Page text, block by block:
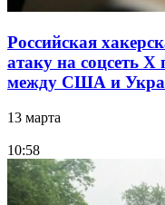
Российская
атаку на соцсеть Х
между США и
13 марта
10:58